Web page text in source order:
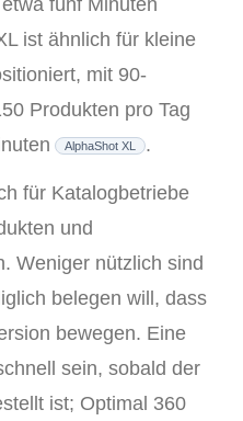
fünf Minuten
ist ähnlich für kleine
mit 90-
Produkten pro Tag
AlphaShot XL .
für Katalogbetriebe
und
Weniger nützlich sind
belegen will, dass
bewegen. Eine
sein, sobald der
ist; Optimal 360